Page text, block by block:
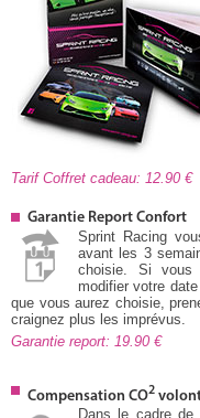
Tarif Coffret cadeau: 12.90
Garantie Report Confort
Sprint Racing
avant les 3
choisie. Si vous
modifier votre
que vous aurez choisie,
craignez plus les imprévus.
Garantie report: 19.90
Compensation CO2
Dans le cadre de